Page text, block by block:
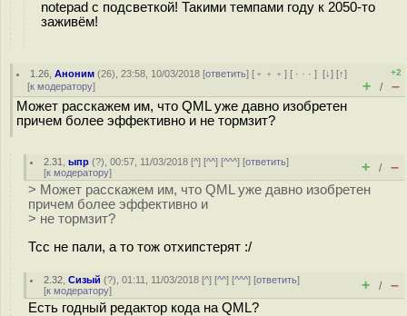
notepad с подсветкой! Такими темпами году к 2050-то
заживём!
1.26 ,Аноним (26), 23:58, 10/03/2018 [ответить] [ ﹢﹢﹢] [ · · ·][↓] [↑]
[к модератору]
+2
+ / –
Может расскажем им, что QML уже давно изобретен
причем более эффективно и не тормзит?
2.31 ,ыпр (?), 00:57, 11/03/2018 [^] [^^] [^^^] [ответить]
[к модератору] + / –
> Может расскажем им, что QML уже давно изобретен
причем более эффективно и
> не тормзит?
Тсс не пали, а то тож отхипстерят :/
2.32 ,Сизый (?), 01:11, 11/03/2018 [^] [^^] [^^^] [ответить]
[к модератору] + / –
Есть годный редактор кода на QML?